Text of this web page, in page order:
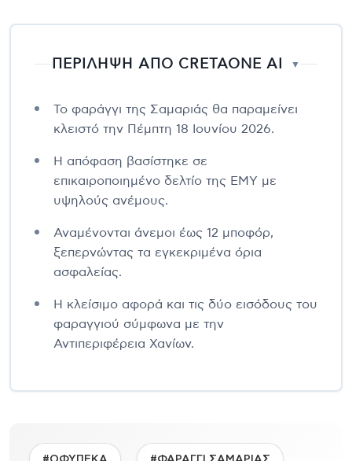
ΠΕΡΙΛΗΨΗ ΑΠΟ CRETAONE AI ▼
Το φαράγγι της Σαμαριάς θα παραμείνει
κλειστό την Πέμπτη 18 Ιουνίου 2026.
Η απόφαση βασίστηκε σε
επικαιροποιημένο δελτίο της ΕΜΥ με
υψηλούς ανέμους.
Αναμένονται άνεμοι έως 12 μποφόρ,
ξεπερνώντας τα εγκεκριμένα όρια
ασφαλείας.
Η κλείσιμο αφορά και τις δύο εισόδους του
φαραγγιού σύμφωνα με την
Αντιπεριφέρεια Χανίων.